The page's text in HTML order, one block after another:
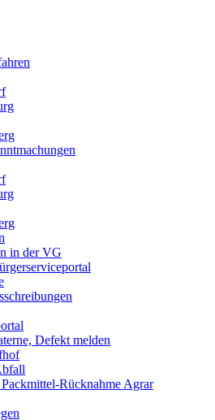
in der VG
Defekt melden
Rücknahme Agrar